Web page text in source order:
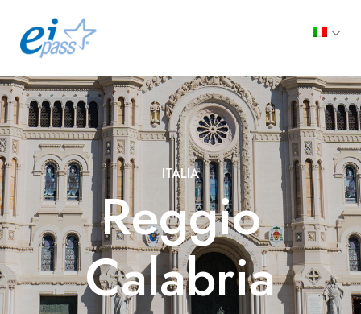
ITALIA
Reggio
Calabria